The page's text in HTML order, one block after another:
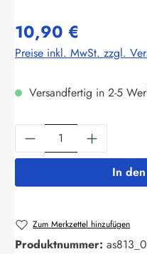
10,90 €
Preise inkl. MwSt. zzgl.
Versandfertig in 2-5
Produkt Anzahl:
In
Zum Merkzettel hinzufügen
Produktnummer: